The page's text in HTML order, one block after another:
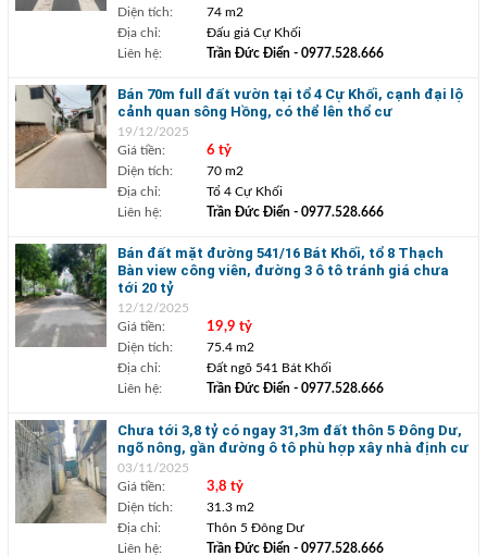
Diện tích:
74 m2
Địa chỉ:
Đấu giá Cự Khối
Liên hệ:
Trần Đức Điển- 0977.528.666
Bán 70m full đất vườn tại tổ 4 Cự Khối, cạnh đại lộ
cảnh quan sông Hồng, có thể lên thổ cư
19/12/2025
Giá tiền:
6 tỷ
Diện tích:
70 m2
Địa chỉ:
Tổ 4 Cự Khối
Liên hệ:
Trần Đức Điển- 0977.528.666
Bán đất mặt đường 541/16 Bát Khối, tổ 8 Thạch
Bàn view công viên, đường 3 ô tô tránh giá chưa
tới 20 tỷ
12/12/2025
Giá tiền:
19,9 tỷ
Diện tích:
75.4 m2
Địa chỉ:
Đất ngõ 541 Bát Khối
Liên hệ:
Trần Đức Điển- 0977.528.666
Chưa tới 3,8 tỷ có ngay 31,3m đất thôn 5 Đông Dư,
ngõ nông, gần đường ô tô phù hợp xây nhà định cư
03/11/2025
Giá tiền:
3,8 tỷ
Diện tích:
31.3 m2
Địa chỉ:
Thôn 5 Đông Dư
Liên hệ:
Trần Đức Điển- 0977.528.666